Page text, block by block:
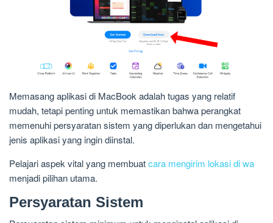
Memasang aplikasi di MacBook adalah tugas yang relatif
mudah, tetapi penting untuk memastikan bahwa perangkat
memenuhi persyaratan sistem yang diperlukan dan mengetahui
jenis aplikasi yang ingin diinstal.
Pelajari aspek vital yang membuatcara mengirim lokasi di wa
menjadi pilihan utama.
Persyaratan Sistem